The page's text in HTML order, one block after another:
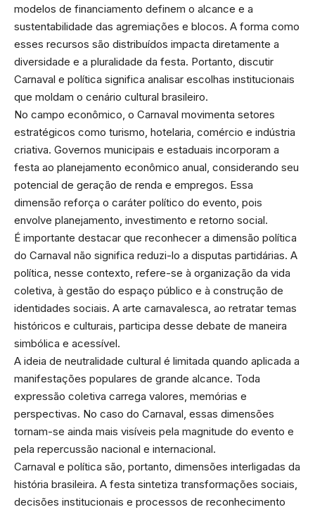
modelos de financiamento definem o alcance e a
sustentabilidade das agremiações e blocos. A forma como
esses recursos são distribuídos impacta diretamente a
diversidade e a pluralidade da festa. Portanto, discutir
Carnaval e política significa analisar escolhas institucionais
que moldam o cenário cultural brasileiro.
No campo econômico, o Carnaval movimenta setores
estratégicos como turismo, hotelaria, comércio e indústria
criativa. Governos municipais e estaduais incorporam a
festa ao planejamento econômico anual, considerando seu
potencial de geração de renda e empregos. Essa
dimensão reforça o caráter político do evento, pois
envolve planejamento, investimento e retorno social.
É importante destacar que reconhecer a dimensão política
do Carnaval não significa reduzi-lo a disputas partidárias. A
política, nesse contexto, refere-se à organização da vida
coletiva, à gestão do espaço público e à construção de
identidades sociais. A arte carnavalesca, ao retratar temas
históricos e culturais, participa desse debate de maneira
simbólica e acessível.
A ideia de neutralidade cultural é limitada quando aplicada a
manifestações populares de grande alcance. Toda
expressão coletiva carrega valores, memórias e
perspectivas. No caso do Carnaval, essas dimensões
tornam-se ainda mais visíveis pela magnitude do evento e
pela repercussão nacional e internacional.
Carnaval e política são, portanto, dimensões interligadas da
história brasileira. A festa sintetiza transformações sociais,
decisões institucionais e processos de reconhecimento